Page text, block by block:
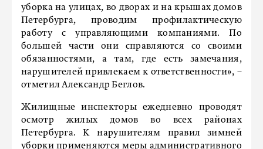
уборка на улицах, во дворах и на крышах домов
Петербурга, проводим профилактическую
работу с управляющими компаниями. По
большей части они справляются со своими
обязанностями, а там, где есть замечания,
нарушителей привлекаем к ответственности», –
отметил Александр Беглов.
Жилищные инспекторы ежедневно проводят
осмотр жилых домов во всех районах
Петербурга. К нарушителям правил зимней
уборки применяются меры административного